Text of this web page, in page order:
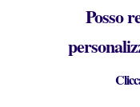
Posso